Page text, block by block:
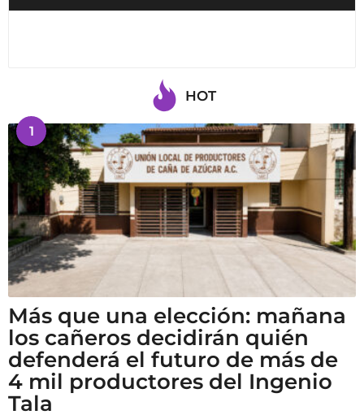
HOT
1
Más que una elección: mañana
los cañeros decidirán quién
defenderá el futuro de más de
4 mil productores del Ingenio
Tala